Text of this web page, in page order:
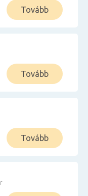
Tovább
Tovább
Tovább